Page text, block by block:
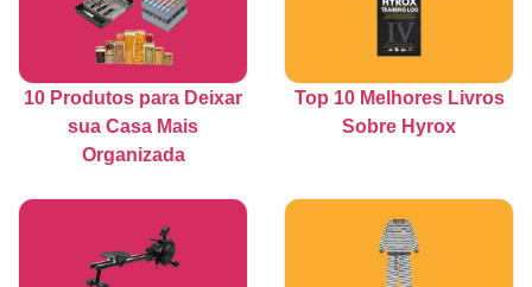
10 Produtos para Deixar
sua Casa Mais
Organizada
Top 10 Melhores Livros
Sobre Hyrox